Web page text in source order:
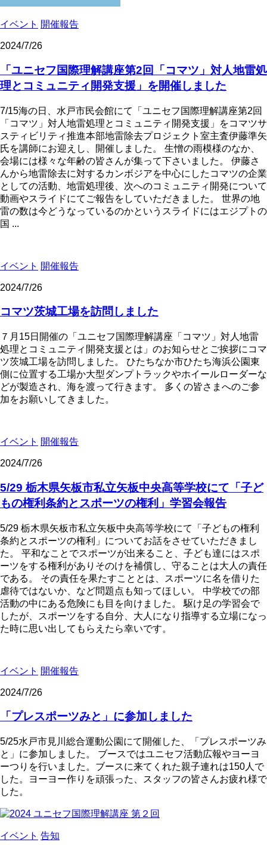
イベント 開催報告
2024/7/26
「ユニセフ国際理解講座第2回「コマツ」対人地雷処
理とコミュニティ開発支援」を開催しました
7/15海の日、水戸市民会館にて「ユニセフ国際理解講座第2回
「コマツ」対人地雷処理とコミュニティ開発支援」をコマツサ
スティビリティ推進本部地雷除去プロジェクト室主査伊藤準矢
氏を講師にお迎えし、開催しました。 生憎の雨模様のなか、
会場には様々な年齢の皆さんが集って下さいました。 伊藤さ
んから地雷除去に対するカンボジアを中心にしたコマツの企業
としての活動、地雷処理後、次へのコミュニティ開発について
動画やスライドにてご報告をしていただきました。 世界の地
雷の数は今どうなっているのかというスライドにはエジプトの
国 ...
イベント 開催報告
2024/7/26
コマツ茨城工場を訪問しました
７月15日開催の「ユニセフ国際理解講座「コマツ」対人地雷
処理とコミュニティ開発支援とは」のお知らせとご挨拶にコマ
ツ茨城工場を訪問しました。 ひたちなか市ひたち海浜公園東
側に位置する工場か大型ダンプトラックやホイールローダーな
どが製造され、海を渡って行きます。 多くの皆さまへのご参
加をお願いしてきました。
イベント 開催報告
2024/7/26
5/29 栃木県矢板市私立矢板中央高等学校にて「子ど
もの権利条約とスポーツの権利」学習会報告
5/29 栃木県矢板市私立矢板中央高等学校にて「子どもの権利
条約とスポーツの権利」についてお話をさせていただきまし
た。 平和なことでスポーツが出来ること、子ども達にはスポ
ーツをする権利がありそのけを補償し、守ることは大人の責任
である。 その責任を果たすこととは、スポーツに名を借りた
虐待ではないか、など問題点も知ってほしい。 中学校での部
活動の中にある危険にも目を向けました。 駆け足の学習会で
したが、スポーツをする自分、大人になり指導する立場になっ
た時に思い出してもらえたら幸いです。
イベント 開催報告
2024/7/26
「プレスポーツみと」に参加しました
5/25水戸市見川総合運動公園にて開催した、「プレスポーツみ
と」に参加しました。 ブースではユニセフ活動広報やヨーヨ
ーつりを行いました。ブースに来てくれた親子連れは150人で
した。ヨーヨー作りを頑張った、スタッフの皆さんお疲れ様で
した。
イベント 告知